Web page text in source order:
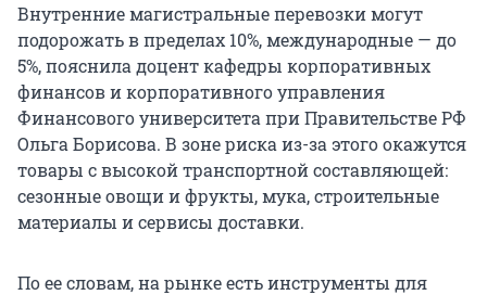
Внутренние магистральные перевозки могут
подорожать в пределах 10%, международные — до
5%, пояснила доцент кафедры корпоративных
финансов и корпоративного управления
Финансового университета при Правительстве РФ
Ольга Борисова. В зоне риска из-за этого окажутся
товары с высокой транспортной составляющей:
сезонные овощи и фрукты, мука, строительные
материалы и сервисы доставки.
По ее словам, на рынке есть инструменты для